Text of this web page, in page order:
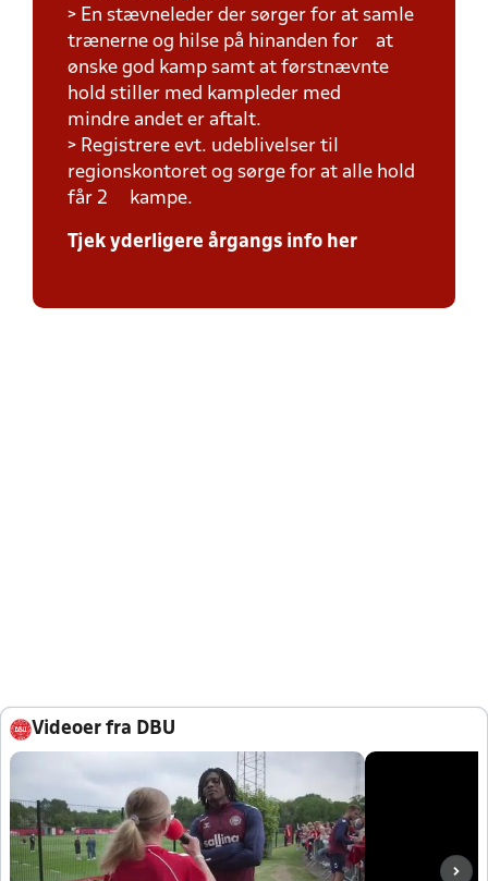
> En stævneleder der sørger for at samle
trænerne og hilse på hinanden for at
ønske god kamp samt at førstnævnte
hold stiller med kampleder med
mindre andet er aftalt.
> Registrere evt. udeblivelser til
regionskontoret og sørge for at alle hold
får 2 kampe.
Tjek yderligere årgangs info her
Videoer fra DBU